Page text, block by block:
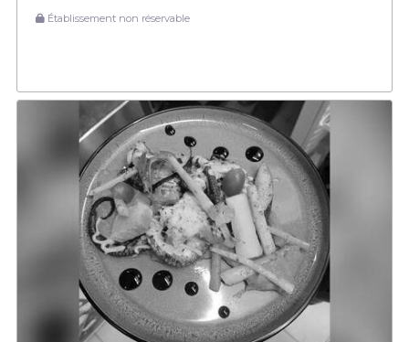
Établissement non réservable